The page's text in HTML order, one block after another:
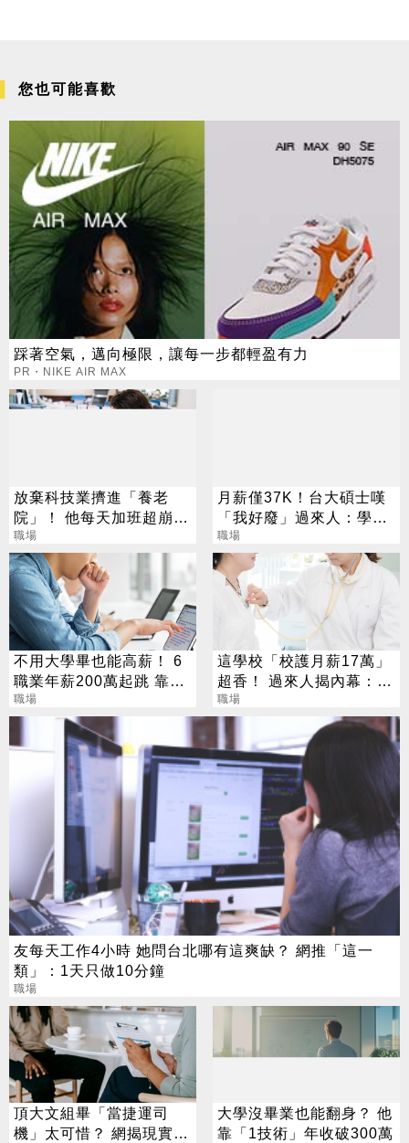
您也可能喜歡
踩著空氣，邁向極限，讓每一步都輕盈有力
PR・NIKE AIR MAX
放棄科技業擠進「養老
院」！ 他每天加班超崩
潰：到底誰說能躺平
職場
月薪僅37K！台大碩士嘆
「我好廢」過來人：學歷
不等於薪水
職場
不用大學畢也能高薪！ 6
職業年薪200萬起跳 靠技
術就能加入
職場
這學校「校護月薪17萬」
超香！ 過來人揭內幕：壓
力很大
職場
友每天工作4小時 她問台北哪有這爽缺？ 網推「這一
類」：1天只做10分鐘
職場
頂大文組畢「當捷運司
機」太可惜？ 網揭現實：
大學沒畢業也能翻身？ 他
靠「1技術」年收破300萬